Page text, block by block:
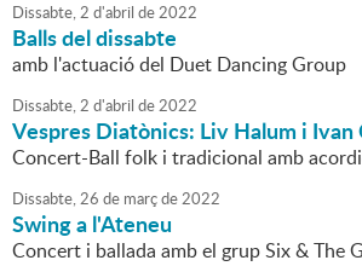
Dissabte,2 d'abril de2022
Balls del dissabte
amb l'actuació del Duet Dancing Group
Dissabte,2 d'abril de2022
Vespres Diatònics: Liv Halum i Ivan
Concert-Ball folk i tradicional amb
Dissabte,26 de marçde2022
Swing a l'Ateneu
Concert i ballada amb el grup Six & The